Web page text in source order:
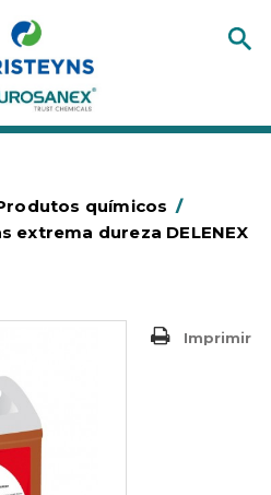
químicos /
extrema dureza DELENEX
Imprimir